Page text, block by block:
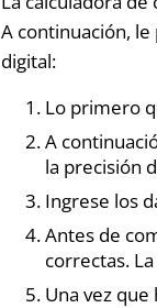
A continuación,
digital:
Lo primero
A
la precisión
Ingrese los
Antes de
correctas.
Una vez